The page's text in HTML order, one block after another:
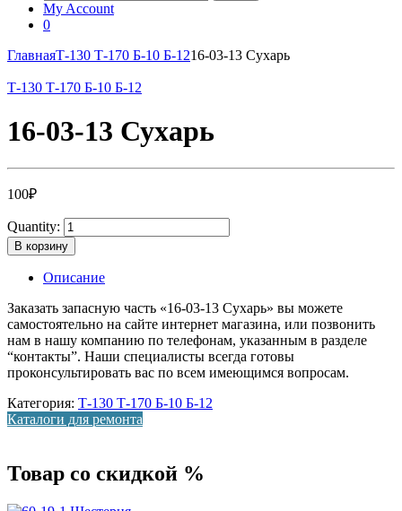
My Account
0
ГлавнаяТ-130 Т-170 Б-10 Б-1216-03-13 Сухарь
Т-130 Т-170 Б-10 Б-12
16-03-13 Сухарь
100₽
Quantity:
В корзину
Описание
Заказать запасную часть «16-03-13 Сухарь» вы можете
самостоятельно на сайте интернет магазина, или позвонить
нам в нашу компанию по телефонам, указанным в разделе
“контакты”. Наши специалисты всегда готовы
проконсультировать вас по всем имеющимся вопросам.
Категория: Т-130 Т-170 Б-10 Б-12
Каталоги для ремонта
Товар со скидкой %